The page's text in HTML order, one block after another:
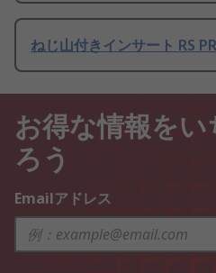
ねじ山付きインサート RS
お得な情報を
ろう
Emailアドレス